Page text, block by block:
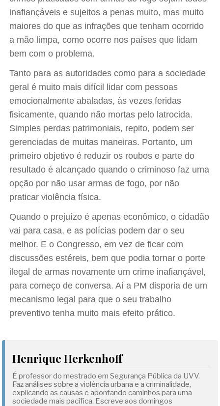
inafiançáveis e sujeitos a penas muito, mas muito
maiores do que as infrações que tenham ocorrido
a mão limpa, como ocorre nos países que lidam
bem com o problema.
Tanto para as autoridades como para a sociedade
geral é muito mais difícil lidar com pessoas
emocionalmente abaladas, às vezes feridas
fisicamente, quando não mortas pelo latrocida.
Simples perdas patrimoniais, repito, podem ser
gerenciadas de muitas maneiras. Portanto, um
primeiro objetivo é reduzir os roubos e parte do
resultado é alcançado quando o criminoso faz uma
opção por não usar armas de fogo, por não
praticar violência física.
Quando o prejuízo é apenas econômico, o cidadão
vai para casa, e as polícias podem dar o seu
melhor. E o Congresso, em vez de ficar com
discussões estéreis, bem que podia tornar o porte
ilegal de armas novamente um crime inafiançável,
para começo de conversa. Aí a PM disporia de um
mecanismo legal para que o seu trabalho
preventivo tenha muito mais efeito prático.
Henrique Herkenhoff
É professor do mestrado em Segurança Pública da UVV.
Faz análises sobre a violência urbana e a criminalidade,
explicando as causas e apontando caminhos para uma
sociedade mais pacífica. Escreve aos domingos